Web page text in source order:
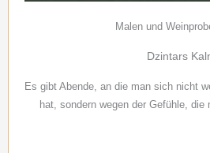
Malen und
Dzintars
Es gibt Abende, an die man sich nicht
hat, sondern wegen der Gefühle, die